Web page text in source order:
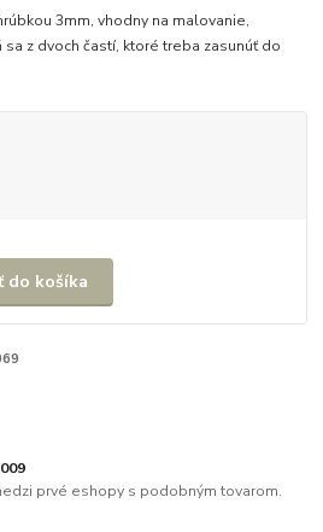
3mm, vhodny na malovanie,
z dvoch častí, ktoré treba zasunúť do
do košíka
prvé eshopy s podobným tovarom.